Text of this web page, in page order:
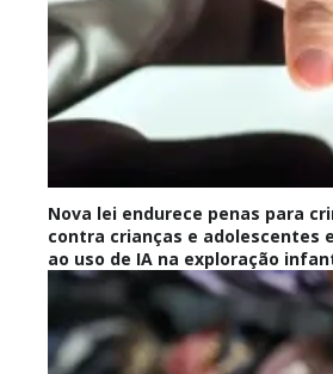
Nova lei endurece penas para
contra crianças e adolescentes
ao uso de IA na exploração